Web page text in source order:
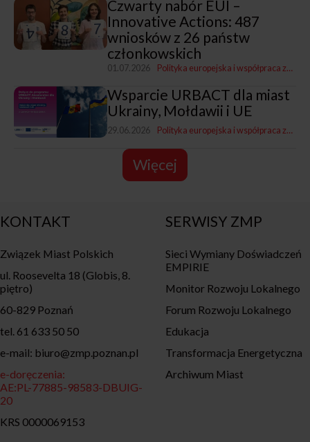
Czwarty nabór EUI –
Innovative Actions: 487
wniosków z 26 państw
członkowskich
01.07.2026 Polityka europejska i współpraca zagraniczna
Wsparcie URBACT dla miast
Ukrainy, Mołdawii i UE
29.06.2026 Polityka europejska i współpraca zagraniczna
Więcej
KONTAKT
Związek Miast Polskich
ul. Roosevelta 18 (Globis, 8.
piętro)
60-829 Poznań
tel. 61 633 50 50
e-mail: biuro@zmp.poznan.pl
e-doręczenia:
AE:PL-77885-98583-DBUIG-
20
KRS 0000069153
SERWISY ZMP
Sieci Wymiany Doświadczeń
EMPIRIE
Monitor Rozwoju Lokalnego
Forum Rozwoju Lokalnego
Edukacja
Transformacja Energetyczna
Archiwum Miast